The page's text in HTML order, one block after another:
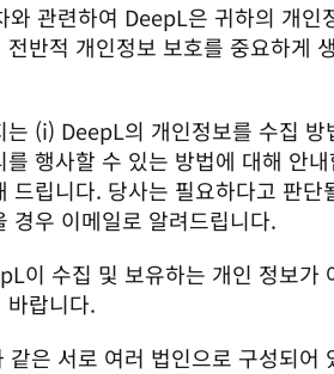
관련하여 DeepL은 귀하의 개
반적 개인정보 보호를 중요하게
는 (i) DeepL의 개인정보를 수집
행사할 수 있는 방법에 대해 안
드립니다. 당사는 필요하다고 판
경우 이메일로 알려드립니다.
이 수집 및 보유하는 개인 정보
바랍니다.
은 서로 여러 법인으로 구성되어